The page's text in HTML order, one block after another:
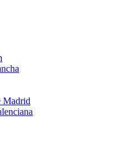
Madrid